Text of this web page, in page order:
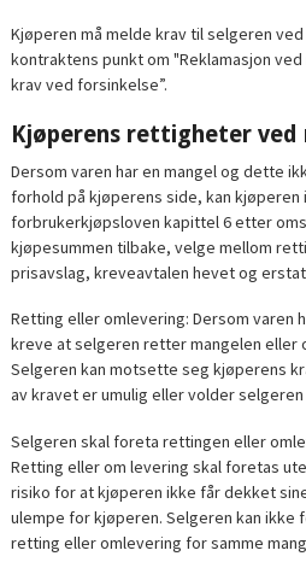
Kjøperen må melde krav til selgeren
kontraktens punkt om "Reklamasjon
krav ved forsinkelse”.
Kjøperens rettigheter ved
Dersom varen har en mangel og dette
forhold på kjøperens side, kan kjøperen
forbrukerkjøpsloven kapittel 6 etter
kjøpesummen tilbake, velge mellom
prisavslag, kreveavtalen hevet og
Retting eller omlevering: Dersom varen
kreve at selgeren retter mangelen eller
Selgeren kan motsette seg kjøperens
av kravet er umulig eller volder
Selgeren skal foreta rettingen eller
Retting eller om levering skal foretas
risiko for at kjøperen ikke får dekket
ulempe for kjøperen. Selgeren kan ikke
retting eller omlevering for samme